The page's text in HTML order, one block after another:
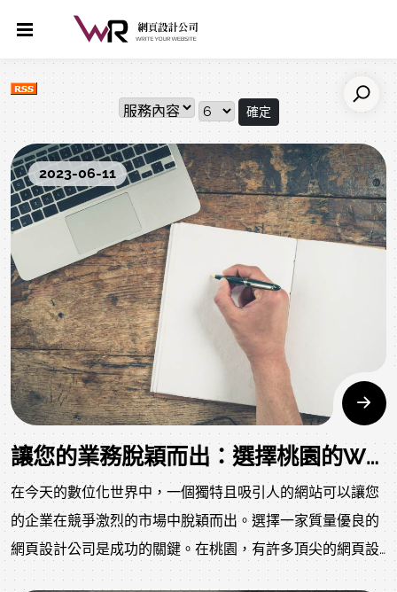
確定
2023-06-11
讓您的業務脫穎而出：選擇桃園的WR網頁設計公司
在今天的數位化世界中，一個獨特且吸引人的網站可以讓您
的企業在競爭激烈的市場中脫穎而出。選擇一家質量優良的
網頁設計公司是成功的關鍵。在桃園，有許多頂尖的網頁設
計公司可以幫助您實現這個目標。